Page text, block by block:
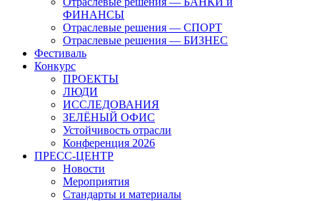
ФИНАНСЫ
Отраслевые решения — СПОРТ
Отраслевые решения — БИЗНЕС
Фестиваль
Конкурс
ПРОЕКТЫ
ЛЮДИ
ИССЛЕДОВАНИЯ
ЗЕЛЁНЫЙ ОФИС
Устойчивость отрасли
Конференция 2026
ПРЕСС-ЦЕНТР
Новости
Мероприятия
Стандарты и материалы